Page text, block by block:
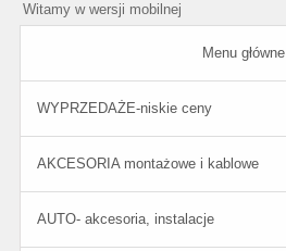
Witamy w wersji mobilnej
Menu główne
WYPRZEDAŻE-niskie ceny
AKCESORIA montażowe i kablowe
AUTO- akcesoria, instalacje